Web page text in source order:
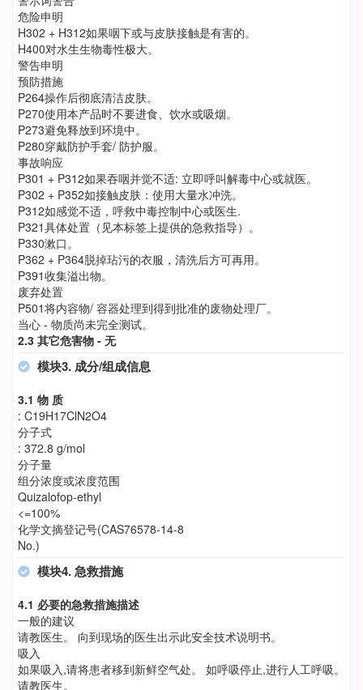
危险申明
H302 + H312如果咽下或与皮肤接触是有害的。
H400对水生生物毒性极大。
警告申明
预防措施
P264操作后彻底清洁皮肤。
P270使用本产品时不要进食、饮水或吸烟。
P273避免释放到环境中。
P280穿戴防护手套/ 防护服。
事故响应
P301 + P312如果吞咽并觉不适: 立即呼叫解毒中心或就医。
P302 + P352如接触皮肤：使用大量水冲洗。
P312如感觉不适，呼救中毒控制中心或医生.
P321具体处置（见本标签上提供的急救指导）。
P330漱口。
P362 + P364脱掉玷污的衣服，清洗后方可再用。
P391收集溢出物。
废弃处置
P501将内容物/ 容器处理到得到批准的废物处理厂。
当心 - 物质尚未完全测试。
2.3 其它危害物 - 无
模块3. 成分/组成信息
3.1 物 质
: C19H17ClN2O4
分子式
: 372.8 g/mol
分子量
组分浓度或浓度范围
Quizalofop-ethyl
<=100%
化学文摘登记号(CAS76578-14-8
No.)
模块4. 急救措施
4.1 必要的急救措施描述
一般的建议
请教医生。 向到现场的医生出示此安全技术说明书。
吸入
如果吸入,请将患者移到新鲜空气处。 如呼吸停止,进行人工呼吸。
请教医生。